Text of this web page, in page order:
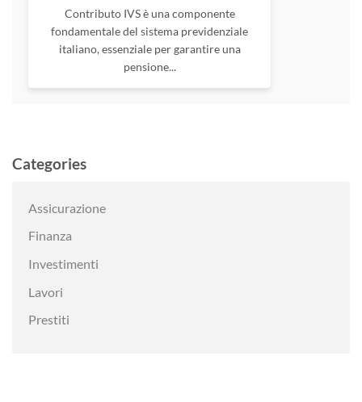
Contributo IVS è una componente
fondamentale del sistema previdenziale
italiano, essenziale per garantire una
pensione...
Categories
Assicurazione
Finanza
Investimenti
Lavori
Prestiti